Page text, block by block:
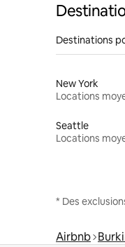
Destinations
New York
Seattle
* Des
Airbnb